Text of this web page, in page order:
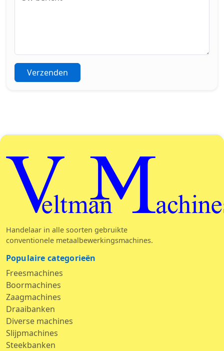
Verzenden
Veltman
Handelaar in alle soorten gebruikte
conventionele metaalbewerkingsmachines.
Populaire categorieën
Freesmachines
Boormachines
Zaagmachines
Draaibanken
Diverse machines
Slijpmachines
Steekbanken